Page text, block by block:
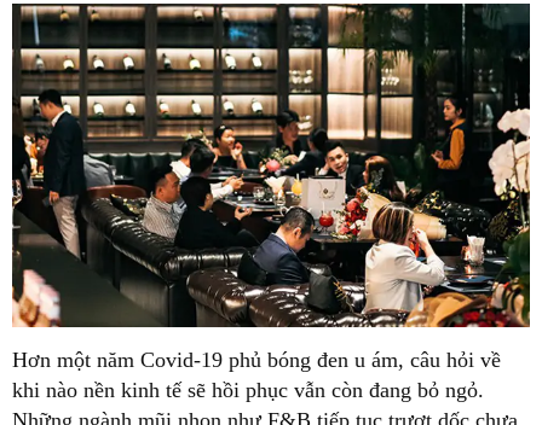
Hơn một năm Covid-19 phủ bóng đen u ám, câu hỏi về
khi nào nền kinh tế sẽ hồi phục vẫn còn đang bỏ ngỏ.
Những ngành mũi nhọn như F&B tiếp tục trượt dốc chưa